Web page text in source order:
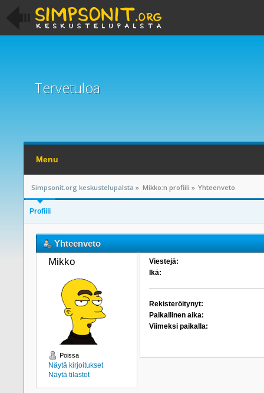
Tervetuloa
Menu
Simpsonit.org keskustelupalsta » Mikko:n profiili » Yhteenveto
Profiili
Yhteenveto
Mikko
Poissa
Näytä kirjoitukset
Näytä tilastot
Viestejä:
Ikä:
Rekisteröitynyt:
Paikallinen aika:
Viimeksi paikalla: